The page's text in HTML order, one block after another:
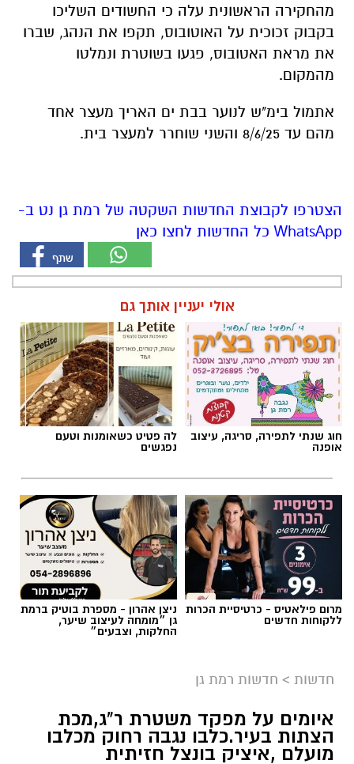
מהחקירה הראשונית עלה כי החשודים השליכו
בקבוק זכוכית על האוטובוס, תקפו את הנהג, שברו
את מראת האטובוס, פגעו בשוטרת ונמלטו
מהמקום.
אתמול בימ"ש לנוער בבת ים האריך מעצר אחד
מהם עד 8/6/25 והשני שוחרר למעצר בית.
הצטרפו לקבוצת החדשות השקטה של רמת גן נט ב-
WhatsApp כל החדשות לחצו כאן
אולי יעניין אותך גם
חוג שנתי לתפירה, סריגה, עיצוב
אופנה
לה פטיט כשאומנות וטעם
נפגשים
מרום פילאטיס - כרטיסיית הכרות
ללקוחות חדשים
ניצן אהרון - מספרת בוטיק ברמת
גן ״מומחה לעיצוב שיער,
החלקות, וצבעים״
חדשות > חדשות רמת גן
איומים על מפקד משטרת ר"ג,מכת
הצתות בעיר.כלבו נגבה רחוק מכלבו
מועלם ,איציק בונצל חזיתית